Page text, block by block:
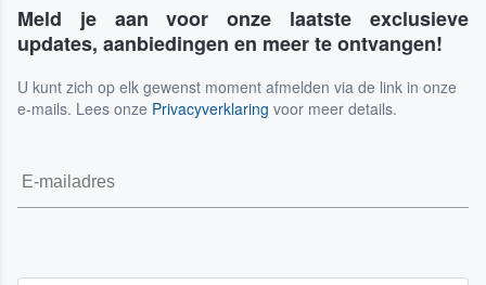
Meld je aan voor onze laatste exclusieve
updates, aanbiedingen en meer te ontvangen!
U kunt zich op elk gewenst moment afmelden via de link in onze
e-mails. Lees onze Privacyverklaring voor meer details.